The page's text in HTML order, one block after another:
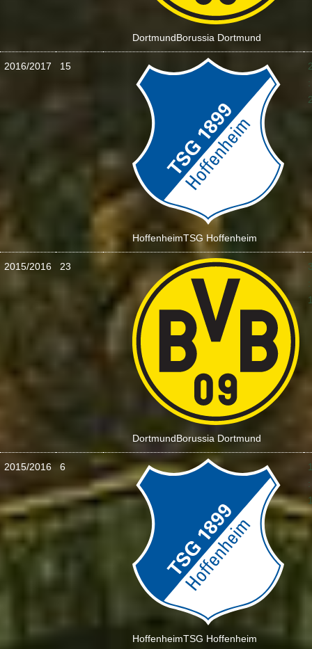
DortmundBorussia Dortmund
2016/2017 15
HoffenheimTSG Hoffenheim
:
2015/2016 23
DortmundBorussia Dortmund
2015/2016 6
HoffenheimTSG Hoffenheim
: